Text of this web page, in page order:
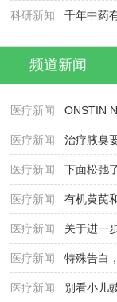
科研新知 千年中药
频道新闻
医疗新闻
医疗新闻
医疗新闻
医疗新闻
医疗新闻
医疗新闻
医疗新闻 别看小儿